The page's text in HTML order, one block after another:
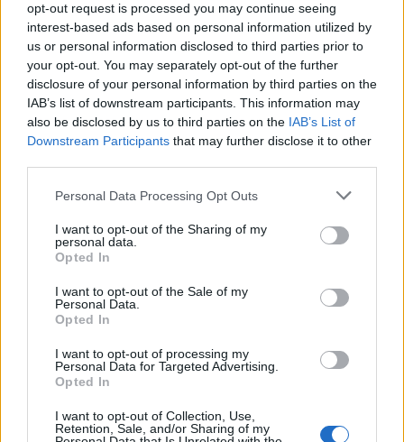
opt-out request is processed you may continue seeing
interest-based ads based on personal information utilized by
us or personal information disclosed to third parties prior to
your opt-out. You may separately opt-out of the further
disclosure of your personal information by third parties on the
IAB’s list of downstream participants. This information may
also be disclosed by us to third parties on the IAB’s List of
Downstream Participants that may further disclose it to other
Personal Data Processing Opt Outs
I want to opt-out of the Sharing of my
personal data.
Opted In
I want to opt-out of the Sale of my
Personal Data.
Opted In
I want to opt-out of processing my
Personal Data for Targeted Advertising.
Opted In
I want to opt-out of Collection, Use,
Retention, Sale, and/or Sharing of my
Alsa Grupo
Colloto (Asturias)
4873